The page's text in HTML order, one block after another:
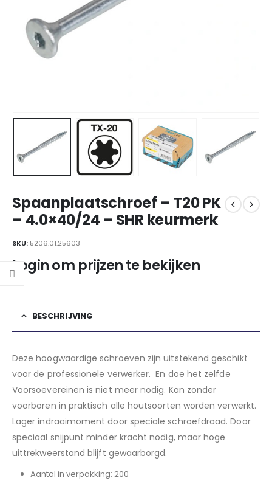
Spaanplaatschroef – T20 PK
– 4.0×40/24 – SHR keurmerk
SKU: 5206.01.25603
Login om prijzen te bekijken
BESCHRIJVING
Deze hoogwaardige schroeven zijn uitstekend geschikt
voor de professionele verwerker. En doe het zelfde
Voorsoevereinen is niet meer nodig. Kan zonder
voorboren in praktisch alle houtsoorten worden verwerkt.
Lager indraaimoment door speciale schroefdraad. Door
speciaal snijpunt minder kracht nodig, maar hoge
uittrekweerstand blijft gewaarborgd.
Aantal in verpakking: 200